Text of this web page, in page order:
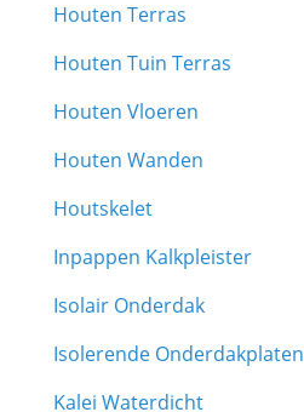
Houten Terras
Houten Tuin Terras
Houten Vloeren
Houten Wanden
Houtskelet
Inpappen Kalkpleister
Isolair Onderdak
Isolerende Onderdakplaten
Kalei Waterdicht